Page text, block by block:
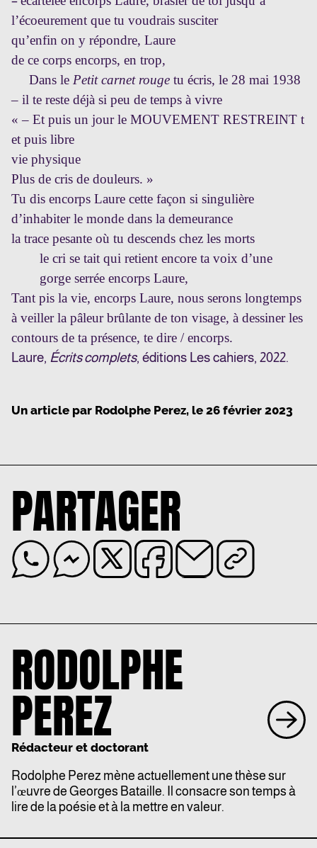
l’écoeurement que tu voudrais susciter
qu’enfin on y répondre, Laure
de ce corps encorps, en trop,
Dans le Petit carnet rouge tu écris, le 28 mai 1938
– il te reste déjà si peu de temps à vivre
« – Et puis un jour le MOUVEMENT RESTREINT t
et puis libre
vie physique
Plus de cris de douleurs. »
Tu dis encorps Laure cette façon si singulière
d’inhabiter le monde dans la demeurance
la trace pesante où tu descends chez les morts
le cri se tait qui retient encore ta voix d’une
gorge serrée encorps Laure,
Tant pis la vie, encorps Laure, nous serons longtemps
à veiller la pâleur brûlante de ton visage, à dessiner les
contours de ta présence, te dire / encorps.
Laure, Écrits complets, éditions Les cahiers, 2022.
Un article par Rodolphe Perez, le 26 février 2023
PARTAGER
RODOLPHE
PEREZ
Rédacteur et doctorant
Rodolphe Perez mène actuellement une thèse sur
l’œuvre de Georges Bataille. Il consacre son temps à
lire de la poésie et à la mettre en valeur.